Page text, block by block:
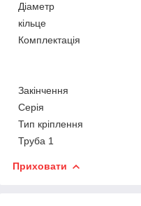
Діаметр
кільце
Комплектація
Закінчення
Серія
Тип кріплення
Труба 1
Приховати